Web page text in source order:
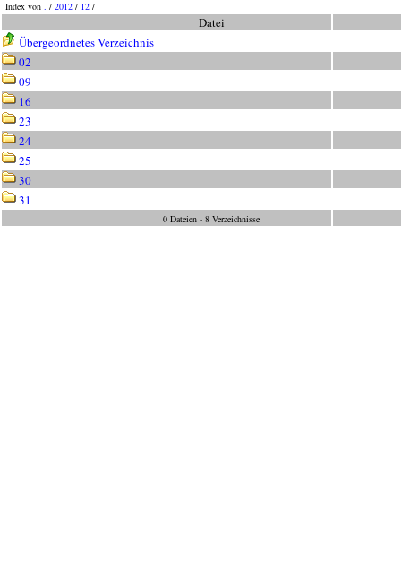
Index von . / 2012 / 12 /
Datei
Übergeordnetes Verzeichnis
02
09
16
23
24
25
30
31
0 Dateien - 8 Verzeichnisse